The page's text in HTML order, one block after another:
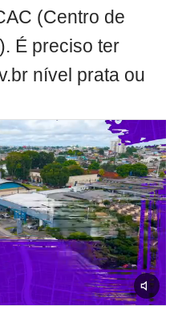
(Centro de
É preciso ter
nível prata ou